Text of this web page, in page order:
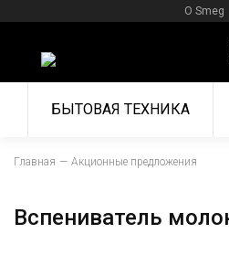
О Smeg
БЫТОВАЯ ТЕХНИКА
Главная Акционные предложения
Вспениватель